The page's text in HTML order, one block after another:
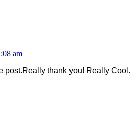
am
post.Really thank you! Really Cool.